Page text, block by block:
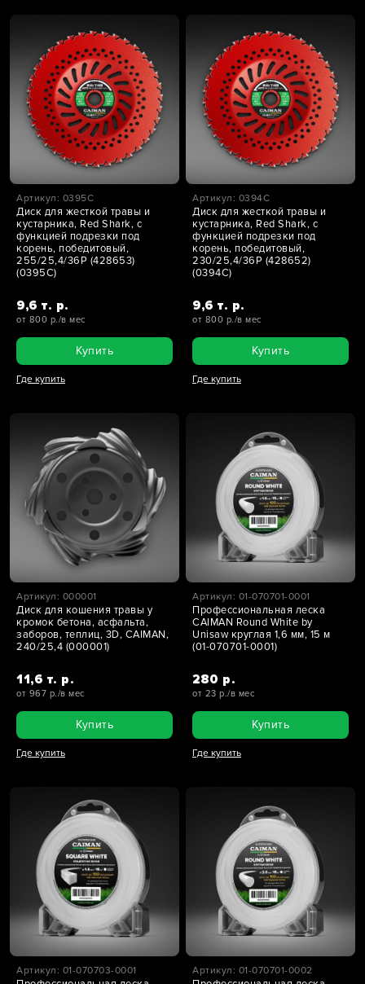
Артикул: 0395C
Диск для жесткой травы и
кустарника, Red Shark, с
функцией подрезки под
корень, победитовый,
255/25,4/36Р (428653)
(0395C)
9,6 т. р.
от 800 р./в мес
Купить
Где купить
Артикул: 0394C
Диск для жесткой травы и
кустарника, Red Shark, с
функцией подрезки под
корень, победитовый,
230/25,4/36Р (428652)
(0394C)
9,6 т. р.
от 800 р./в мес
Купить
Где купить
Артикул: 000001
Диск для кошения травы у
кромок бетона, асфальта,
заборов, теплиц, 3D, CAIMAN,
240/25,4 (000001)
11,6 т. р.
от 967 р./в мес
Купить
Где купить
Артикул: 01-070701-0001
Профессиональная леска
CAIMAN Round White by
Unisaw круглая 1,6 мм, 15 м
(01-070701-0001)
280 р.
от 23 р./в мес
Купить
Где купить
Артикул: 01-070703-0001 Артикул: 01-070701-0002